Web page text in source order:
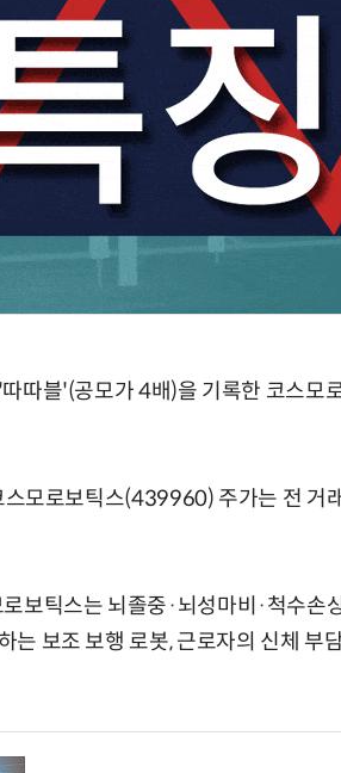
따블'(공모가 4배)을 기록한 코스모
모로보틱스(439960) 주가는 전
보틱스는 뇌졸중·뇌성마비·척수손
는 보조 보행 로봇, 근로자의 신체 부
AI Native Enterprise를 지원하는 AI Ready Data 플랫폼 활용 전략